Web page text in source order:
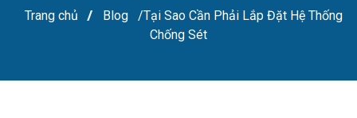
Trang chủ / Blog
/Tại Sao Cần Phải Lắp Đặt Hệ Thống
Chống Sét